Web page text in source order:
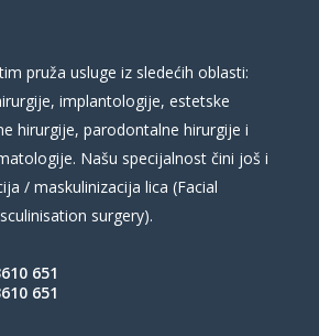
pruža usluge iz sledećih oblasti:
implantologije, estetske
hirurgije, parodontalne hirurgije i
Našu specijalnost čini još i
/ maskulinizacija lica (Facial
surgery).
651
651